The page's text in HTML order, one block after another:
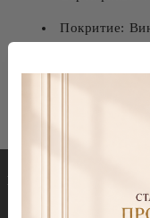
Покритие:
Гел лакове
Колекция Spectrum